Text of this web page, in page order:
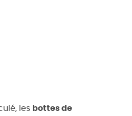
les bottes de